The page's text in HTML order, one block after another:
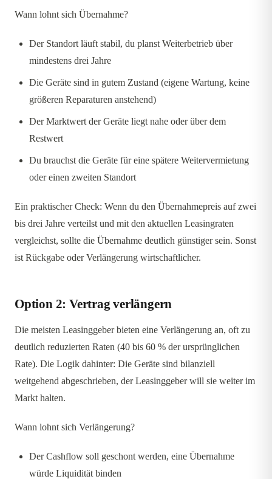
Wann lohnt sich Übernahme?
Der Standort läuft stabil, du planst Weiterbetrieb über
mindestens drei Jahre
Die Geräte sind in gutem Zustand (eigene Wartung, keine
größeren Reparaturen anstehend)
Der Marktwert der Geräte liegt nahe oder über dem
Restwert
Du brauchst die Geräte für eine spätere Weitervermietung
oder einen zweiten Standort
Ein praktischer Check: Wenn du den Übernahmepreis auf zwei
bis drei Jahre verteilst und mit den aktuellen Leasingraten
vergleichst, sollte die Übernahme deutlich günstiger sein. Sonst
ist Rückgabe oder Verlängerung wirtschaftlicher.
Option 2: Vertrag verlängern
Die meisten Leasinggeber bieten eine Verlängerung an, oft zu
deutlich reduzierten Raten (40 bis 60 % der ursprünglichen
Rate). Die Logik dahinter: Die Geräte sind bilanziell
weitgehend abgeschrieben, der Leasinggeber will sie weiter im
Markt halten.
Wann lohnt sich Verlängerung?
Der Cashflow soll geschont werden, eine Übernahme
würde Liquidität binden